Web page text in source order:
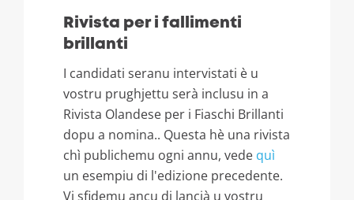
Rivista per i fallimenti
brillanti
I candidati seranu intervistati è u
vostru prughjettu serà inclusu in a
Rivista Olandese per i Fiaschi Brillanti
dopu a nomina.. Questa hè una rivista
chì publichemu ogni annu, vede quì
un esempiu di l'edizione precedente.
Vi sfidemu ancu di lancià u vostru